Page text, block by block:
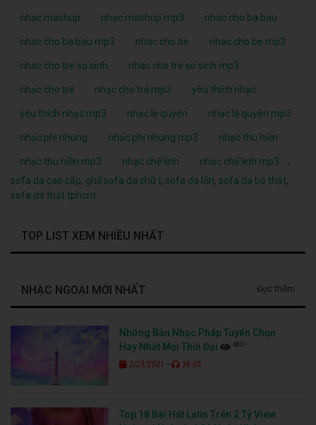
nhạc mashup nhạc mashup mp3 nhac cho ba bau
nhac cho ba bau mp3 nhac cho be nhac cho be mp3
nhac cho tre so sinh nhac cho tre so sinh mp3
nhạc cho trẻ nhạc cho trẻ mp3 yêu thích nhạc
yêu thích nhạc mp3 nhạc lệ quyên nhạc lệ quyên mp3
nhạc phi nhung nhạc phi nhung mp3 nhạc thu hiền
nhạc thu hiền mp3 nhạc chế linh nhạc chế linh mp3
,
sofa da cao cấp, ghế sofa da chữ l , sofa da lộn, sofa da bò thật,
sofa da thật tphcm
TOP LIST XEM NHIỀU NHẤT
NHẠC NGOẠI MỚI NHẤT Đọc thêm
Những Bản Nhạc Pháp Tuyển Chọn
Hay Nhất Mọi Thời Đại
4831
2/23/2021 - 36:00
Top 18 Bài Hát Latin Trên 2 Tỷ View